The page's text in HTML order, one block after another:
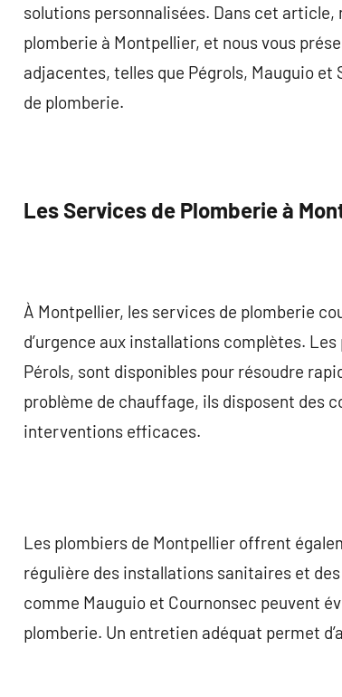
solutions personnalisées. Dans cet
plomberie à Montpellier, et nous vous
adjacentes, telles que Pégrols, Mauguio
de plomberie.
Les Services de Plomberie à
À Montpellier, les services de plomberie
d’urgence aux installations complètes.
Pérols, sont disponibles pour résoudre
problème de chauffage, ils disposent des
interventions efficaces.
Les plombiers de Montpellier offrent
régulière des installations sanitaires et
comme Mauguio et Cournonsec peuvent
plomberie. Un entretien adéquat permet